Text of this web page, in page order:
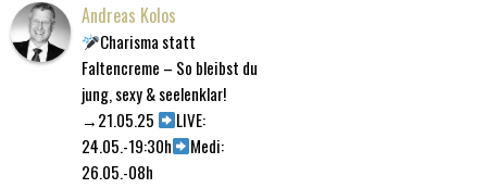
Andreas Kolos
Charisma statt
Faltencreme – So bleibst du
jung, sexy & seelenklar!
→21.05.25
LIVE:
24.05.-19:30h
Medi:
26.05.-08h